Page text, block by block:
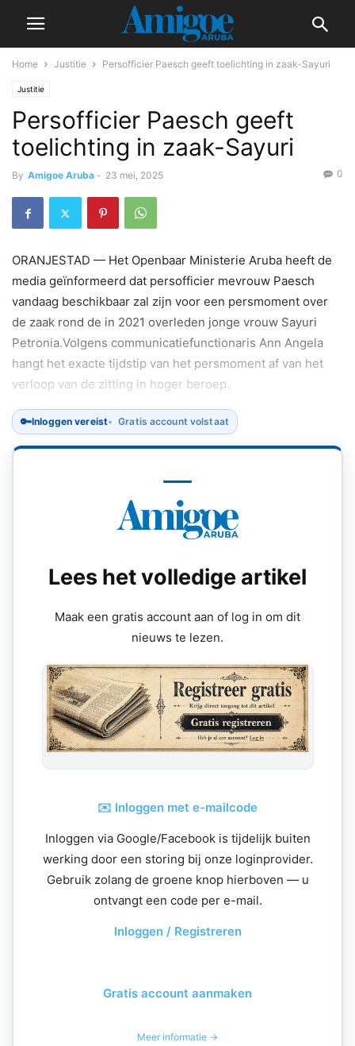
Home Justitie Persofficier Paesch geeft toelichting in zaak-Sayuri
Justitie
Persofficier Paesch geeft
toelichting in zaak-Sayuri
By Amigoe Aruba - 23 mei, 2025 0
ORANJESTAD — Het Openbaar Ministerie Aruba heeft de
media geïnformeerd dat persofficier mevrouw Paesch
vandaag beschikbaar zal zijn voor een persmoment over
de zaak rond de in 2021 overleden jonge vrouw Sayuri
Petronia.Volgens communicatiefunctionaris Ann Angela
hangt het exacte tijdstip van het persmoment af van het
verloop van de zitting in hoger beroep.
🔑Inloggen vereist Gratis account volstaat
Lees het volledige artikel
Maak een gratis account aan of log in om dit
nieuws te lezen.
✉️ Inloggen met e-mailcode
Inloggen via Google/Facebook is tijdelijk buiten
werking door een storing bij onze loginprovider.
Gebruik zolang de groene knop hierboven — u
ontvangt een code per e-mail.
Inloggen / Registreren
Gratis account aanmaken
Meer informatie →